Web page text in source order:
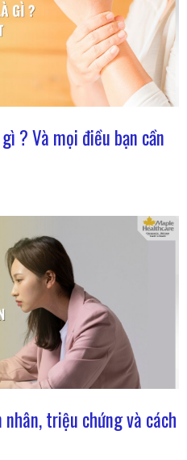
? Và mọi điều bạn cần
triệu chứng và cách